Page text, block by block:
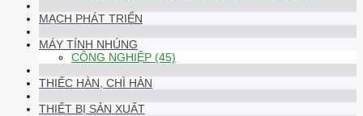
MẠCH PHÁT TRIỂN
MÁY TÍNH NHÚNG
CÔNG NGHIỆP (45)
THIẾC HÀN, CHÌ HÀN
THIẾT BỊ SẢN XUẤT